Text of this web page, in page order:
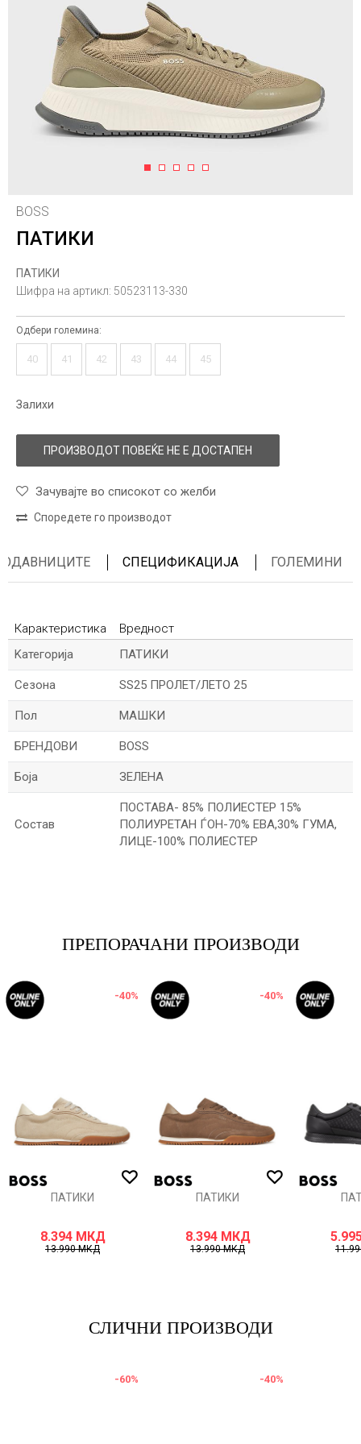
1 2 3 4 5
BOSS
ПАТИКИ
ПАТИКИ
Шифра на артикл: 50523113-330
Одбери големина:
40 41 42 43 44 45
Залихи
ПРОИЗВОДОТ ПОВЕЌЕ НЕ Е ДОСТАПЕН
Зачувајте во списокот со желби
Споредете го производот
СПЕЦИФИКАЦИЈА ГОЛЕМИНИ
Карактеристика
Вредност
Kатегорија
ПАТИКИ
Сезона SS25 ПРОЛЕТ/ЛЕТО 25
Пол МАШКИ
БРЕНДОВИ BOSS
Боја ЗЕЛЕНА
Состав
ПОСТАВА- 85% ПОЛИЕСТЕР 15%
ПОЛИУРЕТАН ЃОН-70% ЕВА,30% ГУМА,
ЛИЦЕ-100% ПОЛИЕСТЕР
ПРЕПОРАЧАНИ ПРОИЗВОДИ
-40%
ПАТИКИ
8.394 МКД
13.990МКД
-40%
ПАТИКИ
8.394 МКД
13.990МКД
СЛИЧНИ ПРОИЗВОДИ
-60% -40%